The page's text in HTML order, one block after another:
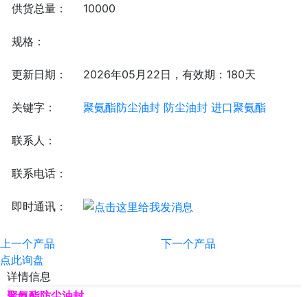
供货总量： 10000
规格：
更新日期： 2026年05月22日，有效期：180天
关键字： 聚氨酯防尘油封 防尘油封 进口聚氨酯
联系人：
联系电话：
即时通讯：
上一个产品
下一个产品
点此询盘
详情信息